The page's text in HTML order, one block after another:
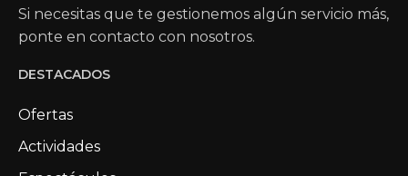
Si necesitas que te gestionemos algún servicio más,
ponte en contacto con nosotros.
DESTACADOS
Ofertas
Actividades